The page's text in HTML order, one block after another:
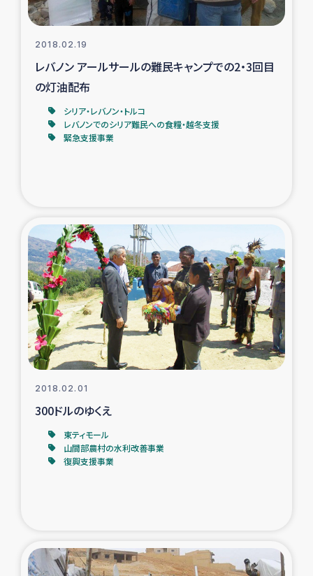
トルコにおけるシリア難民支援事業
インドネシア中部 スラウェシの地震・津波被災者支援
スリランカ ジャフナ県干物事業
スリランカの南北女性をつなぐサリー・リサイクル・プロ
ジェクト
復興支援事業
民際教育事業
令和6年能登半島地震 緊急支援
タイ国境ミャンマー移民子ども支援
2018.02.19
レバノン アールサールの難民キャンプでの2・3回目
の灯油配布
シリア・レバノン・トルコ
レバノンでのシリア難民への食糧・越冬支援
緊急支援事業
2018.02.01
300ドルのゆくえ
東ティモール
山間部農村の水利改善事業
復興支援事業